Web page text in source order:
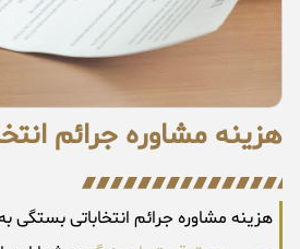
هزینه مشاوره جرائم
هزینه مشاوره جرائم انتخاباتی بستگی به شرایط